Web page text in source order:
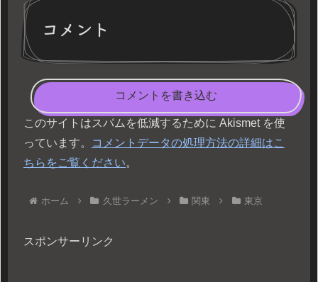
コメント
コメントを書き込む
このサイトはスパムを低減するために Akismet を使
っています。
コメントデータの処理方法の詳細はこ
ちらをご覧ください。
ホーム 久世ラーメン 関東 東京
スポンサーリンク